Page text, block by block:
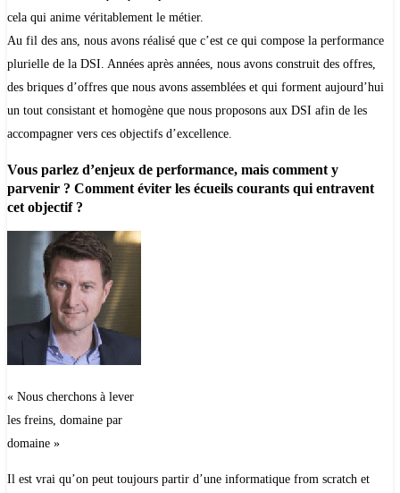
cela qui anime véritablement le métier.
Au fil des ans, nous avons réalisé que c’est ce qui compose la performance
plurielle de la DSI. Années après années, nous avons construit des offres,
des briques d’offres que nous avons assemblées et qui forment aujourd’hui
un tout consistant et homogène que nous proposons aux DSI afin de les
accompagner vers ces objectifs d’excellence.
Vous parlez d’enjeux de performance, mais comment y
parvenir ? Comment éviter les écueils courants qui entravent
cet objectif ?
« Nous cherchons à lever
les freins, domaine par
domaine »
Il est vrai qu’on peut toujours partir d’une informatique from scratch et